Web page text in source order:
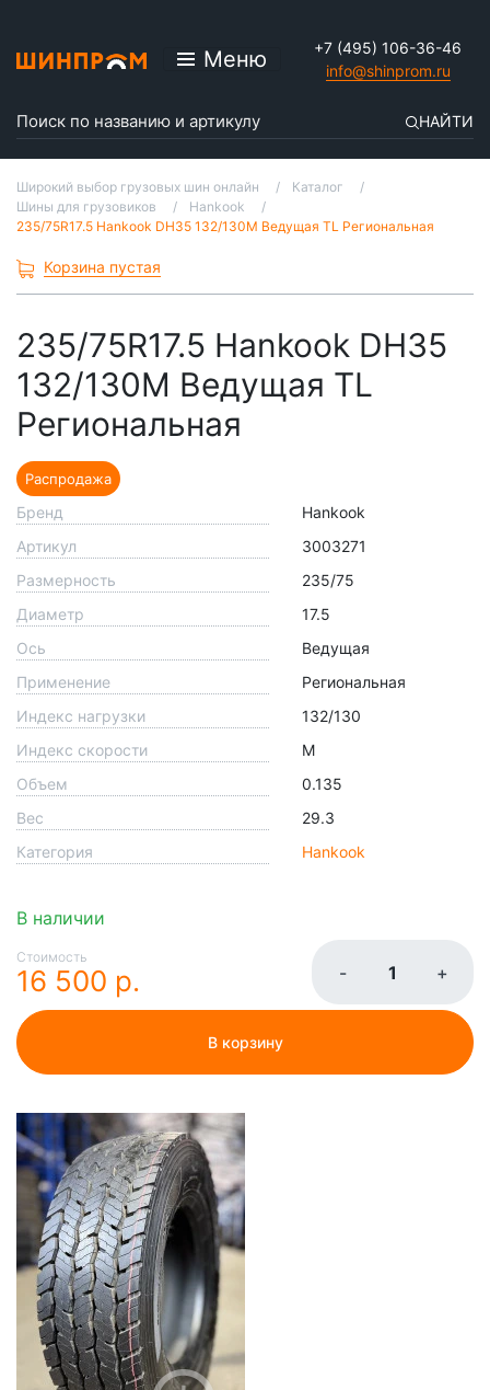
Меню
+7 (495) 106-36-46
info@shinprom.ru
НАЙТИ
Широкий выбор грузовых шин онлайн
Каталог
Шины для грузовиков
Hankook
235/75R17.5 Hankook DH35 132/130M Ведущая TL Региональная
Корзина пустая
235/75R17.5 Hankook DH35
132/130M Ведущая TL
Региональная
Распродажа
Бренд
Hankook
Артикул
3003271
Размерность
235/75
Диаметр
17.5
Ось
Ведущая
Применение
Региональная
Индекс нагрузки
132/130
Индекс скорости
M
Объем
0.135
Вес
29.3
Категория
Hankook
В наличии
Стоимость
16 500 р. - +
В корзину